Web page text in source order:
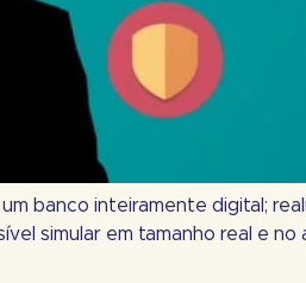
banco inteiramente digital;
simular em tamanho real e no